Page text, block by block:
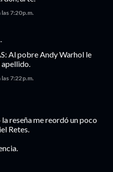
7:20 p.m.
Al pobre Andy Warhol le
7:22 p.m.
reseña me reordó un poco
Retes.